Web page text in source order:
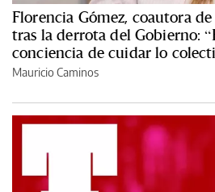
Florencia Gómez, coautora
tras la derrota del Gobierno:
conciencia de cuidar lo
Mauricio Caminos